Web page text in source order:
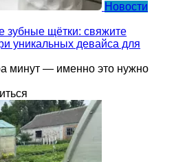
Новости
зубные щётки: свяжите
уникальных девайса для
минут — именно это нужно